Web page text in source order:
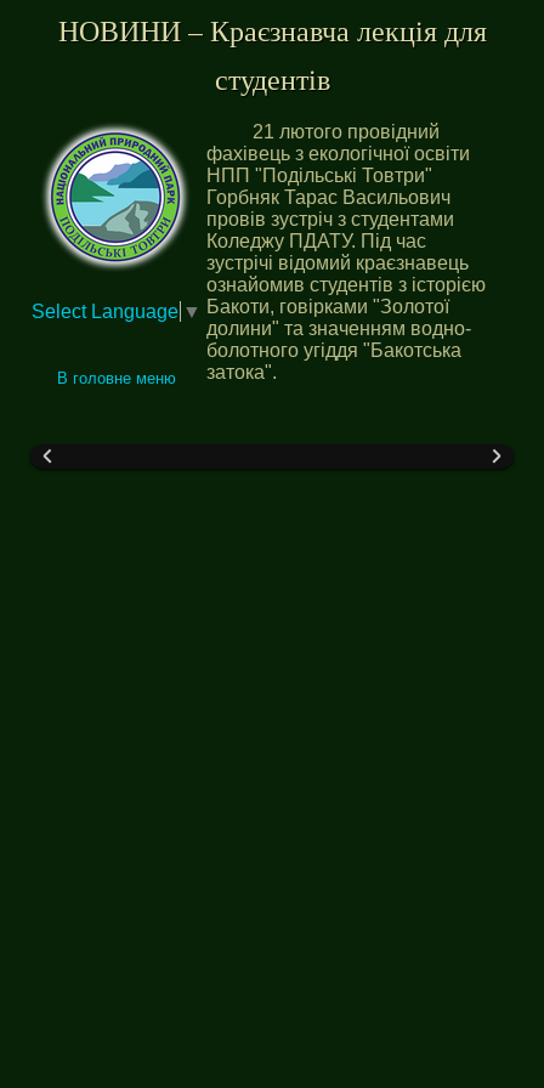
НОВИНИ – Краєзнавча лекція для
студентів
Select Language ▼
В головне меню
21 лютого провідний
фахівець з екологічної освіти
НПП "Подільські Товтри"
Горбняк Тарас Васильович
провів зустріч з студентами
Коледжу ПДАТУ. Під час
зустрічі відомий краєзнавець
ознайомив студентів з історією
Бакоти, говірками "Золотої
долини" та значенням водно-
болотного угіддя "Бакотська
затока".